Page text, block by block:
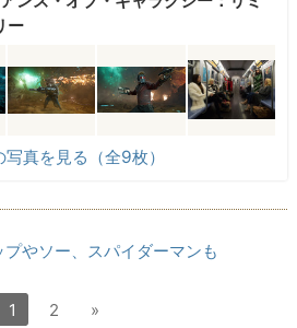
ー
真を見る（全9枚）
プやソー、スパイダーマンも
1 2 »